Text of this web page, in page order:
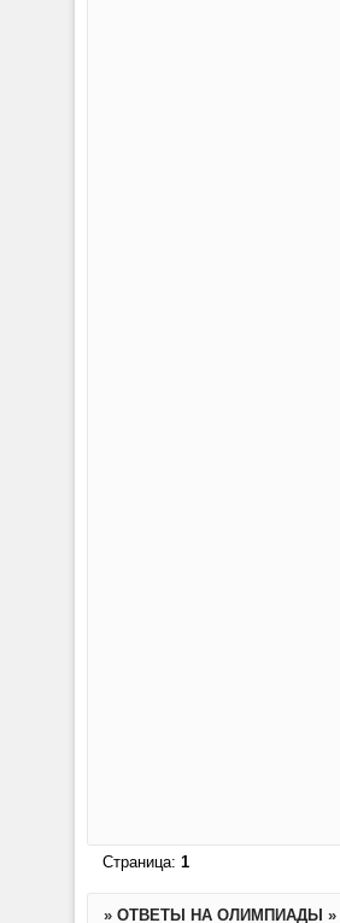
Страница: 1
» ОТВЕТЫ НА ОЛИМПИАДЫ »